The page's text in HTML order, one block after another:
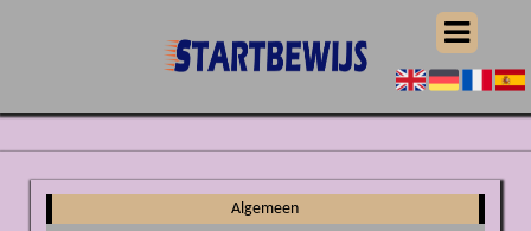
Algemeen